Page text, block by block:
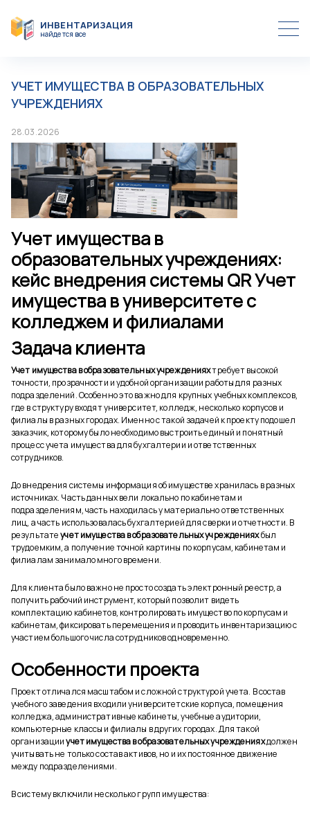
ИНВЕНТАРИЗАЦИЯ
найдется все
ПРОВЕДЕНИЕ ИНВЕНТАРИЗАЦИИ БОЛЬШОГО
СТАТЬИ
УЧЕТ ИМУЩЕСТВА В ОБРАЗОВАТЕЛЬНЫХ
УЧРЕЖДЕНИЯХ
28.03.2026
Учет имущества в
образовательных учреждениях:
кейс внедрения системы QR Учет
имущества в университете с
колледжем и филиалами
Задача клиента
Учет имущества в образовательных учрежденияхтребует высокой
точности, прозрачности и удобной организации работы для разных
подразделений. Особенно это важно для крупных учебных комплексов,
где в структуру входят университет, колледж, несколько корпусов и
филиалы в разных городах. Именно с такой задачей к проекту подошел
заказчик, которому было необходимо выстроить единый и понятный
процесс учета имущества для бухгалтерии и ответственных
сотрудников.
До внедрения системы информация об имуществе хранилась в разных
источниках. Часть данных вели локально по кабинетам и
подразделениям, часть находилась у материально ответственных
лиц, а часть использовалась бухгалтерией для сверки и отчетности. В
результатеучет имущества в образовательных учрежденияхбыл
трудоемким, а получение точной картины по корпусам, кабинетам и
филиалам занимало много времени.
Для клиента было важно не просто создать электронный реестр, а
получить рабочий инструмент, который позволит видеть
комплектацию кабинетов, контролировать имущество по корпусам и
кабинетам, фиксировать перемещения и проводить инвентаризацию с
участием большого числа сотрудников одновременно.
Особенности проекта
Проект отличался масштабом и сложной структурой учета. В состав
учебного заведения входили университетские корпуса, помещения
колледжа, административные кабинеты, учебные аудитории,
компьютерные классы и филиалы в других городах. Для такой
организацииучет имущества в образовательных учрежденияхдолжен
учитывать не только состав активов, но и их постоянное движение
между подразделениями.
В систему включили несколько групп имущества: